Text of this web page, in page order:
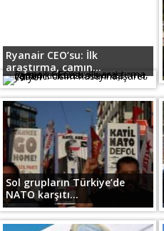
Ryanair CEO’su: İlk
araştırma, camın...
Sol grupların Türkiye’de
NATO karşıtı...